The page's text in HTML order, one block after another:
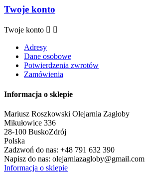
Twoje konto
Twoje konto  
Adresy
Dane osobowe
Potwierdzenia zwrotów
Zamówienia
Informacja o sklepie
Mariusz Roszkowski Olejarnia Zagłoby
Mikułowice 336
28-100 Busko­Zdrój
Polska
Zadzwoń do nas: +48 791 632 390
Napisz do nas: olejarniazagloby@gmail.com
Informacja o sklepie